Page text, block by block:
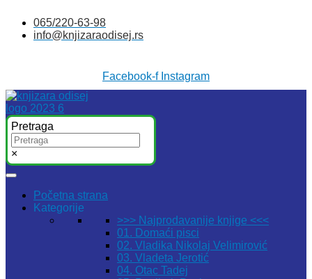
sadržaj
065/220-63-98
info@knjizaraodisej.rs
Facebook-f Instagram
Pretraga
×
Početna strana
Kategorije
>>> Najprodavanije knjige <<<
01. Domaći pisci
02. Vladika Nikolaj Velimirović
03. Vladeta Jerotić
04. Otac Tadej